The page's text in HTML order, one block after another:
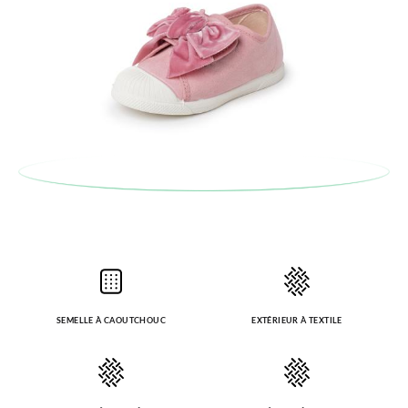
SEMELLE À CAOUTCHOUC EXTÉRIEUR À TEXTILE